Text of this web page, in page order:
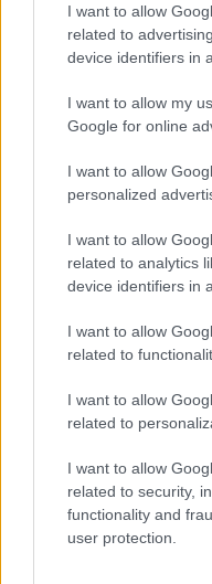
I want to allow
related to
device identifiers in
I want to allow my
Google for online
I want to allow
personalized
I want to allow
related to analytics
device identifiers in
I want to allow
related to
I want to allow
related to
I want to allow
related to security,
functionality and
user protection.
Fiumicino, squalo
terrore sul lungomare
UFFICIALE: il Lazio